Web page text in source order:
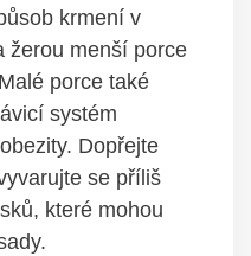
krmení v
žerou menší porce
porce také
systém
Dopřejte
se příliš
které mohou